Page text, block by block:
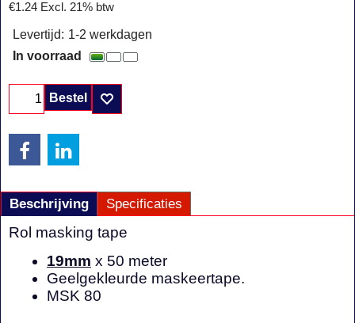
€1.24 Excl. 21% btw
Levertijd: 1-2 werkdagen
In voorraad
Bestel
Beschrijving Specificaties
Rol masking tape
19mm x 50 meter
Geelgekleurde maskeertape.
MSK 80